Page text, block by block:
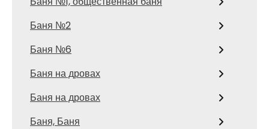
Баня №2
Баня №6
Баня на дровах
Баня на дровах
Баня, Баня